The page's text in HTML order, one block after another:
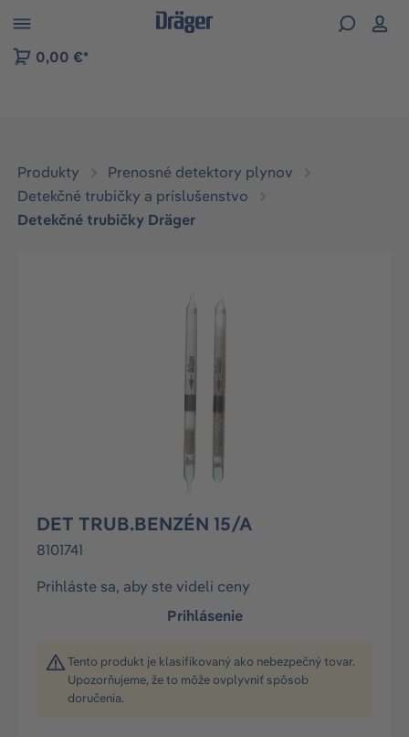
to B2B platform navigation
0,00 €*
Produkty
Prenosné detektory plynov
Detekčné trubičky a príslušenstvo
Detekčné trubičky Dräger
DET TRUB.BENZÉN 15/A
8101741
Prihláste sa, aby ste videli ceny
Prihlásenie
Tento produkt je klasifikovaný ako nebezpečný tovar.
Upozorňujeme, že to môže ovplyvniť spôsob
doručenia.